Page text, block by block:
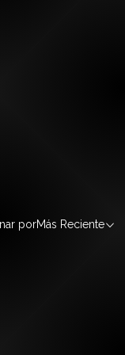
porMás Reciente